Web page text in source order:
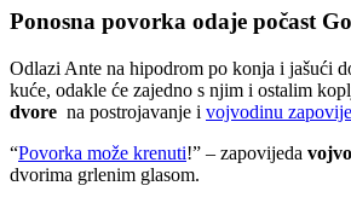
Ponosna povorka odaje počast
Odlazi Ante na hipodrom po konja i jašući
kuće, odakle će zajedno s njim i ostalim
dvore na postrojavanje i vojvodinu
“Povorka može krenuti!” – zapovijeda
dvorima grlenim glasom.